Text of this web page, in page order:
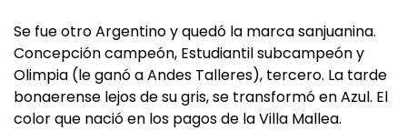
Se fue otro Argentino y quedó la marca sanjuanina.
Concepción campeón, Estudiantil subcampeón y
Olimpia (le ganó a Andes Talleres), tercero. La tarde
bonaerense lejos de su gris, se transformó en Azul. El
color que nació en los pagos de la Villa Mallea.